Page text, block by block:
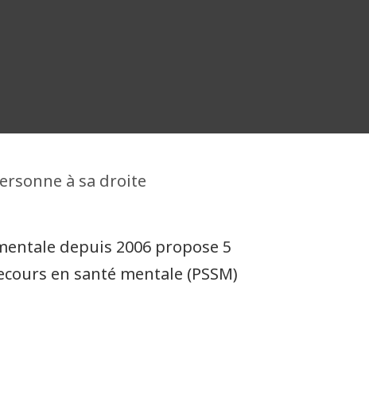
depuis 2006 propose 5
en santé mentale (PSSM)